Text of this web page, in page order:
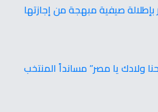
صيفية مبهجة من إجازتها
ولادك يا مصر” مسانداً المنتخب